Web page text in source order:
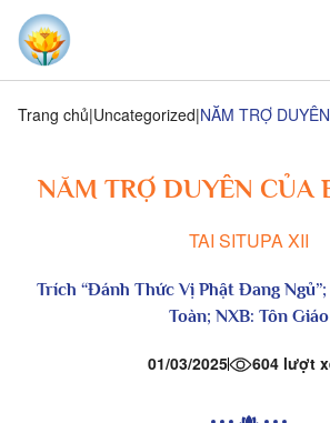
Trang chủ Uncategorized NĂM TRỢ
NĂM TRỢ DUYÊN CỦA
TAI SITUPA XII
Trích “Đánh Thức Vị Phật Đang Ngủ
Toàn; NXB: Tôn Giáo
01/03/2025 604 lượt